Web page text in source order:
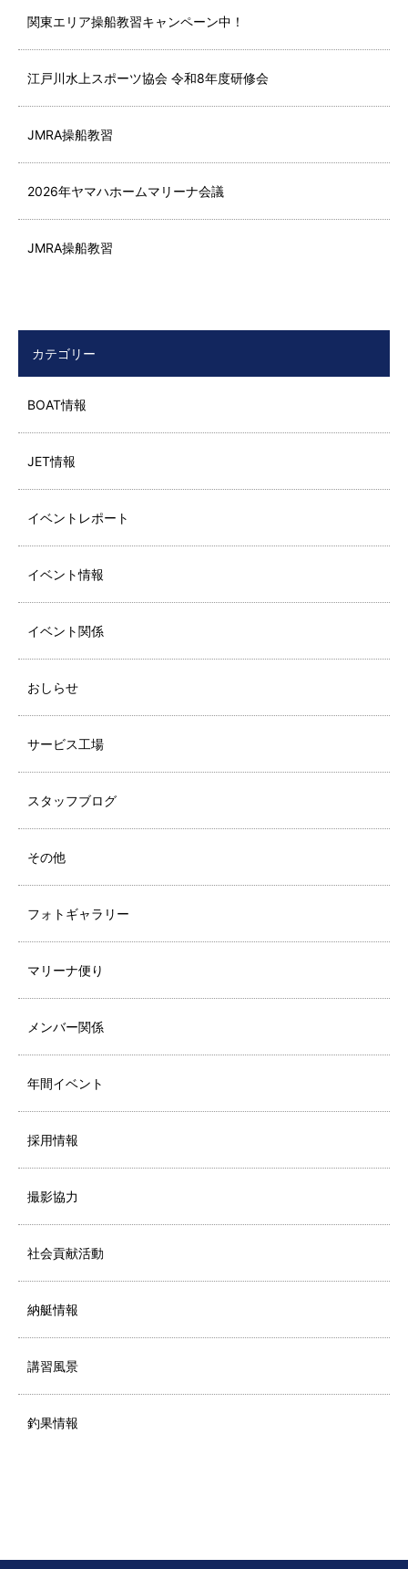
関東エリア操船教習キャンペーン中！
江戸川水上スポーツ協会 令和8年度研修会
JMRA操船教習
2026年ヤマハホームマリーナ会議
JMRA操船教習
カテゴリー
BOAT情報
JET情報
イベントレポート
イベント情報
イベント関係
おしらせ
サービス工場
スタッフブログ
その他
フォトギャラリー
マリーナ便り
メンバー関係
年間イベント
採用情報
撮影協力
社会貢献活動
納艇情報
講習風景
釣果情報